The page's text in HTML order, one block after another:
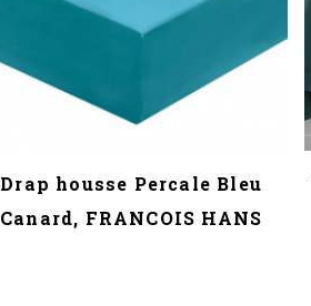
Drap housse Percale Bleu
Canard, FRANCOIS HANS